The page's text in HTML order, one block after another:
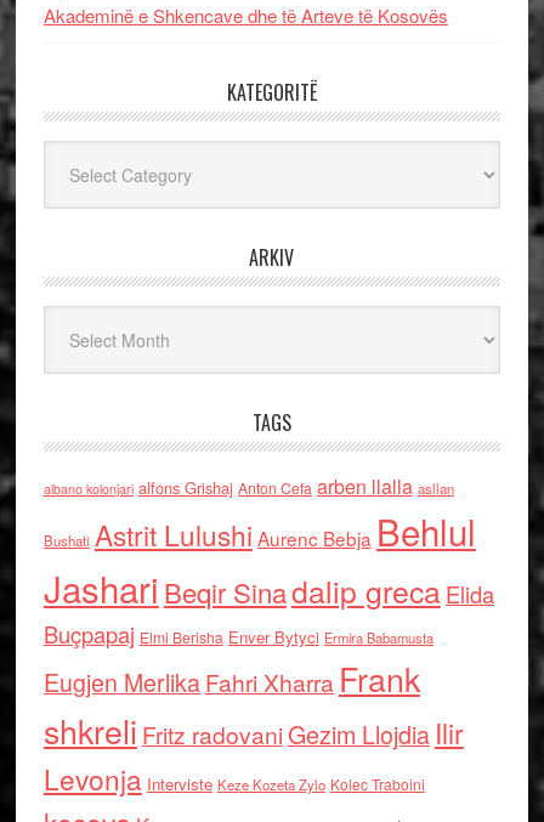
Akademinë e Shkencave dhe të Arteve të Kosovës
KATEGORITË
ARKIV
TAGS
albano kolonjari alfons Grishaj Anton Cefa arben llalla asllan
Bushati Astrit Lulushi Aurenc Bebja Behlul
Jashari Beqir Sinadalip grecaElida
Buçpapaj Elmi Berisha Enver Bytyci Ermira Babamusta
Eugjen MerlikaFahri Xharra Frank
shkreli Fritz radovaniGezim Llojdia Ilir
Levonja Interviste Keze Kozeta Zylo Kolec Traboini